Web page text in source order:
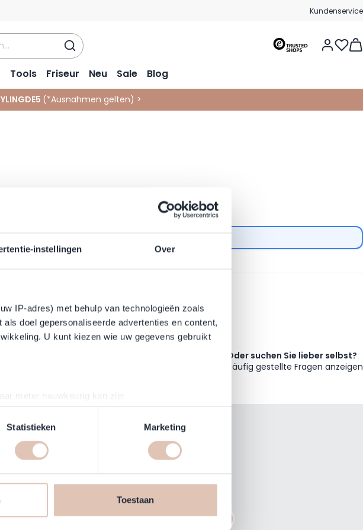
instellingen Over
IP-adres) met behulp van technologieën zoals
doel gepersonaliseerde advertenties en content,
U kunt kiezen wie uw gegevens gebruikt
meter nauwkeurig kan zijn
(fingerprinting)
uw voorkeuren in het
detailgedeeltein. U kunt uw
jou verzamelen en jouw internetgedrag binnen,
wij en derde partijen de website, onze
Statistieken Marketing
Toestaan
Kundenservice
Tools Friseur Neu Sale Blog
(*Ausnahmen gelten) >
Oder suchen Sie lieber selbst?
Häufig gestellte Fragen anzeigen
Bleiben Sie mit unserem
Newsletter auf dem Laufenden!
Abonnieren